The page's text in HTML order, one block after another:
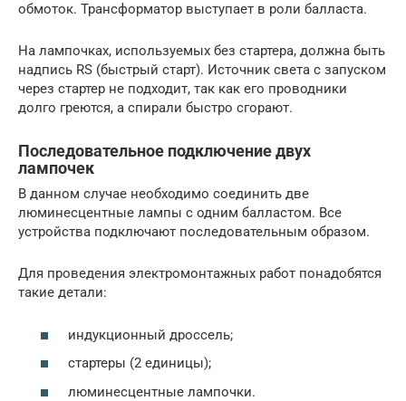
обмоток. Трансформатор выступает в роли балласта.
На лампочках, используемых без стартера, должна быть
надпись RS (быстрый старт). Источник света с запуском
через стартер не подходит, так как его проводники
долго греются, а спирали быстро сгорают.
Последовательное подключение двух
лампочек
В данном случае необходимо соединить две
люминесцентные лампы с одним балластом. Все
устройства подключают последовательным образом.
Для проведения электромонтажных работ понадобятся
такие детали:
индукционный дроссель;
стартеры (2 единицы);
люминесцентные лампочки.